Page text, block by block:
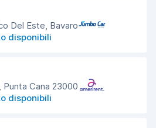
Del Este, Bavaro
disponibili
Cana 23000
disponibili